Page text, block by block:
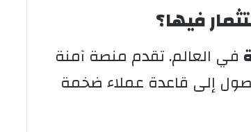
فيها؟
في العالم. تقدم منصة آمنة
إلى قاعدة عملاء ضخمة